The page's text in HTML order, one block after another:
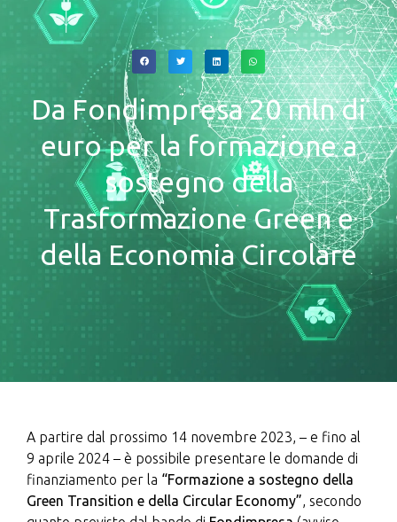
Da Fondimpresa 20 mln di
euro per la formazione a
sostegno della
Trasformazione Green e
della Economia Circolare
A partire dal prossimo 14 novembre 2023, – e fino al
9 aprile 2024 – è possibile presentare le domande di
finanziamento per la “Formazione a sostegno della
Green Transition e della Circular Economy”, secondo